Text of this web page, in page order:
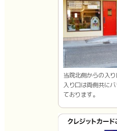
当院北側からの入り
入り口は両側共に
ております。